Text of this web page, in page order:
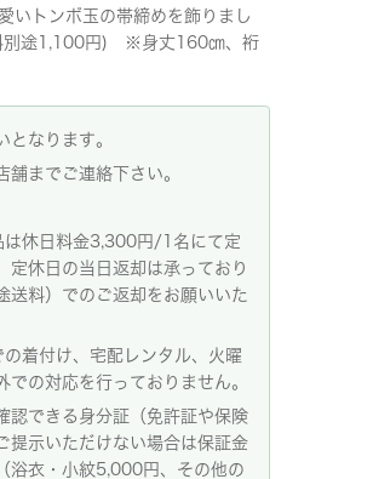
いトンボ玉の帯締めを飾りまし
別途1,100円) ※身丈160㎝、裄
となります。
までご連絡下さい。
休日料金3,300円/1名にて定
定休日の当日返却は承っており
送料）でのご返却をお願いいた
着付け、宅配レンタル、火曜
での対応を行っておりません。
認できる身分証（免許証や保険
提示いただけない場合は保証金
浴衣・小紋5,000円、その他の